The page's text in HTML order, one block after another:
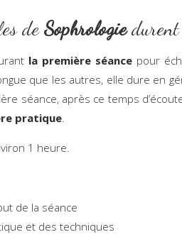
deSophrologiedurent
la première séance pour
que les autres, elle dure en
séance, après ce temps
pratique.
1 heure.
de la séance
et des techniques